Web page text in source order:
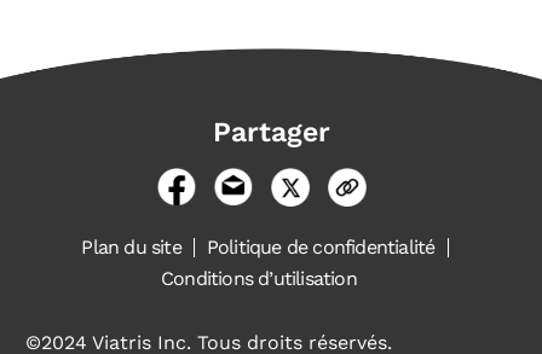
Partager
Plan du site
Politique de confidentialité
Conditions d’utilisation
©2024 Viatris Inc. Tous droits réservés.